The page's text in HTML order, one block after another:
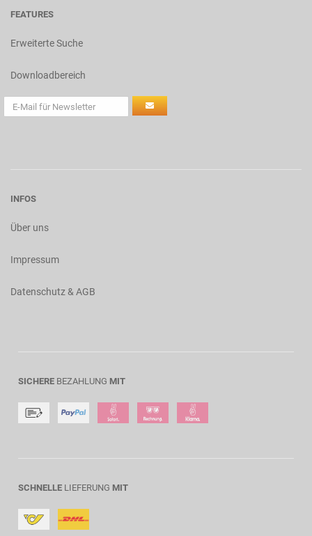
FEATURES
Erweiterte Suche
Downloadbereich
INFOS
Über uns
Impressum
Datenschutz & AGB
SICHERE BEZAHLUNG MIT
SCHNELLE LIEFERUNG MIT